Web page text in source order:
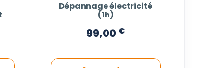
Dépannage électricité
(1h)
99,00 €